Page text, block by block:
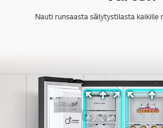
Nauti runsaasta säilytystilasta kaikille